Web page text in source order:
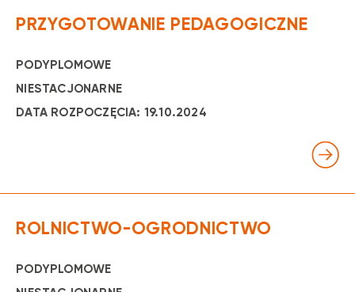
PODYPLOMOWE
NIESTACJONARNE
DATA ROZPOCZĘCIA: 19.10.2024
PRZYGOTOWANIE PEDAGOGICZNE
PODYPLOMOWE
ROLNICTWO-OGRODNICTWO